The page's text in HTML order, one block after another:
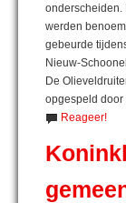
onderscheiden.
werden
gebeurde
Nieuw-
De
opgespeld door
Reageer!